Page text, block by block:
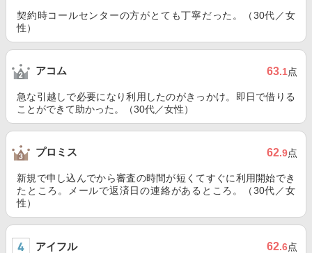
契約時コールセンターの方がとても丁寧だった。（30代／女
性）
アコム 63.1点
急な引越しで必要になり利用したのがきっかけ。即日で借りる
ことができて助かった。（30代／女性）
プロミス 62.9点
新規で申し込んでから審査の時間が短くてすぐに利用開始でき
たところ。メールで返済日の連絡があるところ。（30代／女
性）
アイフル 62.6点